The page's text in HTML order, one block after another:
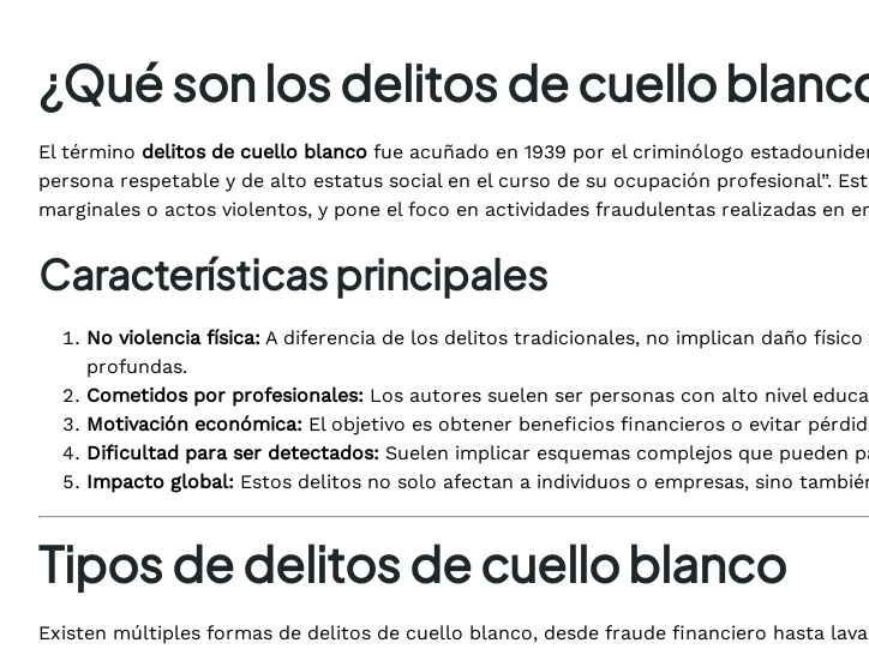
¿Qué son los delitos de cuello
El término delitos de cuello blanco fue acuñado en 1939 por el criminólogo
persona respetable y de alto estatus social en el curso de su ocupación profesional”.
marginales o actos violentos, y pone el foco en actividades fraudulentas realizadas en
Características principales
No violencia física: A diferencia de los delitos tradicionales, no implican daño
profundas.
Cometidos por profesionales: Los autores suelen ser personas con alto nivel
Motivación económica: El objetivo es obtener beneficios financieros o evitar
Dificultad para ser detectados: Suelen implicar esquemas complejos que pueden
Impacto global: Estos delitos no solo afectan a individuos o empresas, sino
Tipos de delitos de cuello blanco
Existen múltiples formas de delitos de cuello blanco, desde fraude financiero hasta